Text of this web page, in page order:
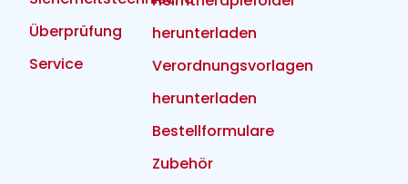
Überprüfung
Service
herunterladen
Verordnungsvorlagen
herunterladen
Bestellformulare
Zubehör